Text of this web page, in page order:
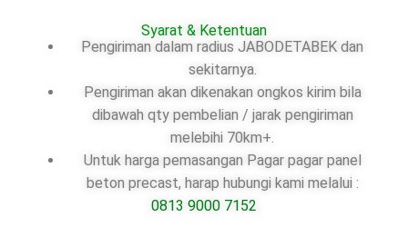
Syarat & Ketentuan
Pengiriman dalam radius JABODETABEK dan
sekitarnya.
Pengiriman akan dikenakan ongkos kirim bila
dibawah qty pembelian / jarak pengiriman
melebihi 70km+.
Untuk harga pemasangan Pagar pagar panel
beton precast, harap hubungi kami melalui :
0813 9000 7152